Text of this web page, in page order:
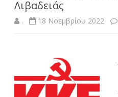
Λιβαδειάς
. 18 Νοεμβρίου 2022